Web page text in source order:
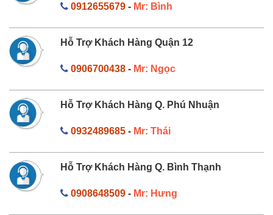
0912655679- Mr: Bình
Hỗ Trợ Khách Hàng Quận 12
0906700438- Mr: Ngọc
Hỗ Trợ Khách Hàng Q. Phú Nhuận
0932489685- Mr: Thái
Hỗ Trợ Khách Hàng Q. Bình Thạnh
0908648509- Mr: Hưng